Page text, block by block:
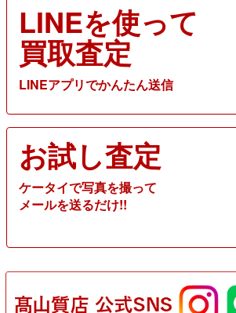
LINEを使って
買取査定
LINEアプリでかんたん送信
お試し査定
ケータイで写真を撮って
メールを送るだけ!!